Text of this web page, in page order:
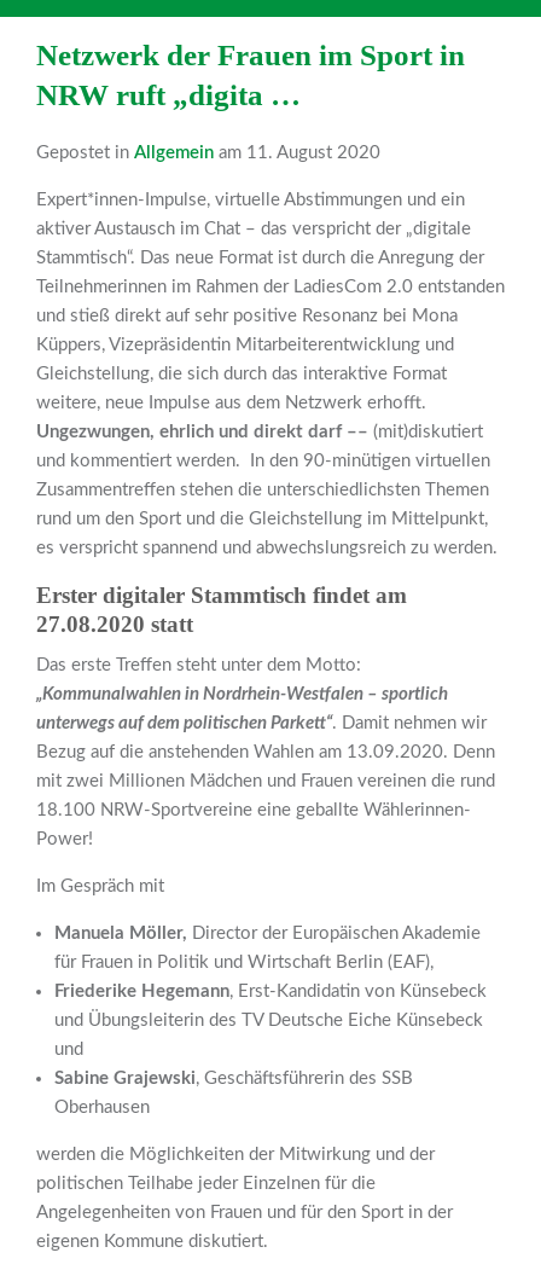
Netzwerk der Frauen im Sport in
NRW ruft „digita …
Gepostet in Allgemein am 11. August 2020
Expert*innen-Impulse, virtuelle Abstimmungen und ein
aktiver Austausch im Chat – das verspricht der „digitale
Stammtisch“. Das neue Format ist durch die Anregung der
Teilnehmerinnen im Rahmen der LadiesCom 2.0 entstanden
und stieß direkt auf sehr positive Resonanz bei Mona
Küppers, Vizepräsidentin Mitarbeiterentwicklung und
Gleichstellung, die sich durch das interaktive Format
weitere, neue Impulse aus dem Netzwerk erhofft.
Ungezwungen, ehrlich und direkt darf –– (mit)diskutiert
und kommentiert werden. In den 90-minütigen virtuellen
Zusammentreffen stehen die unterschiedlichsten Themen
rund um den Sport und die Gleichstellung im Mittelpunkt,
es verspricht spannend und abwechslungsreich zu werden.
Erster digitaler Stammtisch findet am
27.08.2020 statt
Das erste Treffen steht unter dem Motto:
„Kommunalwahlen in Nordrhein-Westfalen – sportlich
unterwegs auf dem politischen Parkett“. Damit nehmen wir
Bezug auf die anstehenden Wahlen am 13.09.2020. Denn
mit zwei Millionen Mädchen und Frauen vereinen die rund
18.100 NRW-Sportvereine eine geballte Wählerinnen-
Power!
Im Gespräch mit
Manuela Möller, Director der Europäischen Akademie
für Frauen in Politik und Wirtschaft Berlin (EAF),
Friederike Hegemann, Erst-Kandidatin von Künsebeck
und Übungsleiterin des TV Deutsche Eiche Künsebeck
und
Sabine Grajewski, Geschäftsführerin des SSB
Oberhausen
werden die Möglichkeiten der Mitwirkung und der
politischen Teilhabe jeder Einzelnen für die
Angelegenheiten von Frauen und für den Sport in der
eigenen Kommune diskutiert.